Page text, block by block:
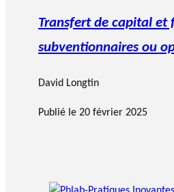
Transfert de capital et
subventionnaires ou
David Longtin
Publié le 20 février 2025